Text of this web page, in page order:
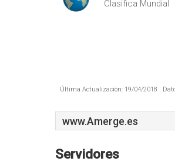
Clasifica Mundial
Última Actualización: 19/04/2018 .
www.Amerge.es
Servidores